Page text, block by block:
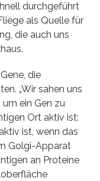
durchgeführt
als Quelle für
die auch uns
die
„Wir sahen uns
ein Gen zu
Ort aktiv ist:
ist, wenn das
Golgi-Apparat
an Proteine